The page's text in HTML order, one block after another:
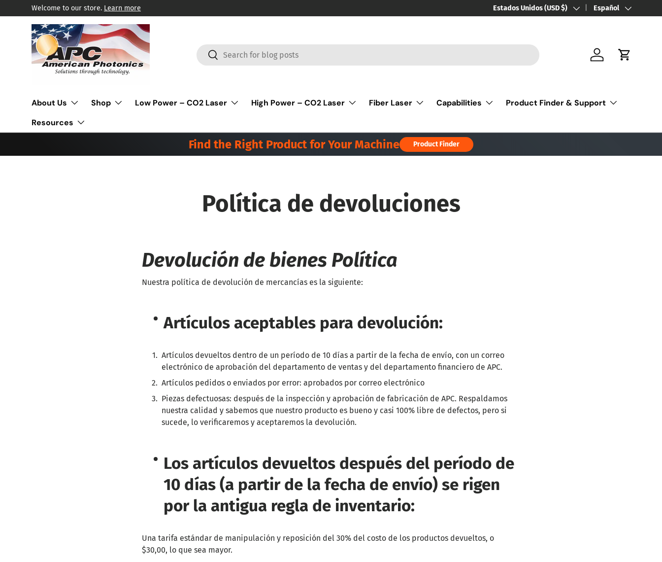
Ir al contenido
Welcome to our store. Learn more País/Región
Estados Unidos (USD $) IdiomaEspañol
BuscarBuscar
Iniciar sesión
Carrito
About Us Shop Low Power – CO2 Laser High Power – CO2 Laser Fiber Laser Capabilities
Product Finder & Support
Resources
Find the Right Product for Your Machine Product Finder
Política de devoluciones
Devolución de bienes Política
Nuestra política de devolución de mercancías es la siguiente:
Artículos aceptables para devolución:
Artículos devueltos dentro de un período de 10 días a partir de la fecha de envío, con un correo
electrónico de aprobación del departamento de ventas y del departamento financiero de APC.
Artículos pedidos o enviados por error: aprobados por correo electrónico
Piezas defectuosas: después de la inspección y aprobación de fabricación de APC. Respaldamos
nuestra calidad y sabemos que nuestro producto es bueno y casi 100% libre de defectos, pero si
sucede, lo verificaremos y aceptaremos la devolución.
Los artículos devueltos después del período de
10 días (a partir de la fecha de envío) se rigen
por la antigua regla de inventario:
Una tarifa estándar de manipulación y reposición del 30% del costo de los productos devueltos, o
$30,00, lo que sea mayor.